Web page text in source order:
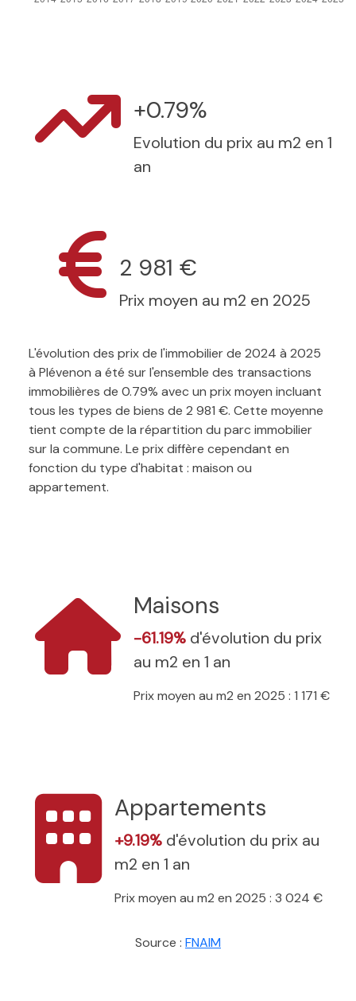
+0.79%
Evolution du prix au m2 en 1
an
2 981 €
Prix moyen au m2 en 2025
L'évolution des prix de l'immobilier de 2024 à 2025
à Plévenon a été sur l'ensemble des transactions
immobilières de 0.79% avec un prix moyen incluant
tous les types de biens de 2 981 €. Cette moyenne
tient compte de la répartition du parc immobilier
sur la commune. Le prix diffère cependant en
fonction du type d'habitat : maison ou
appartement.
Maisons
-61.19% d'évolution du prix
au m2 en 1 an
Prix moyen au m2 en 2025 : 1 171 €
Appartements
+9.19% d'évolution du prix au
m2 en 1 an
Prix moyen au m2 en 2025 : 3 024 €
Source : FNAIM